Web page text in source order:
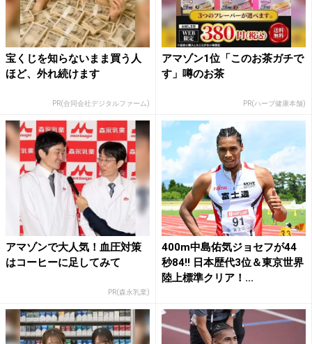
宝くじを知らないまま買う人
ほど、外れ続けます
PR(合同会社デジタルファーム)
アマゾン1位「このお茶ガチで
す」噂のお茶
PR(ハーブ健康本舗)
アマゾンで大人気！血圧対策
はコーヒーに足してみて
PR(森永乳業)
400m中島佑気ジョセフが44
秒84!! 日本歴代3位＆東京世界
陸上標準クリア！...